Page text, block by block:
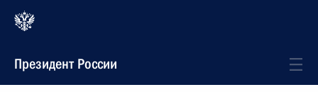
Президент России